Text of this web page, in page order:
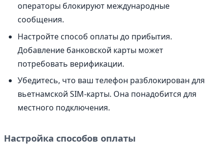
операторы блокируют международные
сообщения.
Настройте способ оплаты до прибытия.
Добавление банковской карты может
потребовать верификации.
Убедитесь, что ваш телефон разблокирован для
вьетнамской SIM-карты. Она понадобится для
местного подключения.
Настройка способов оплаты